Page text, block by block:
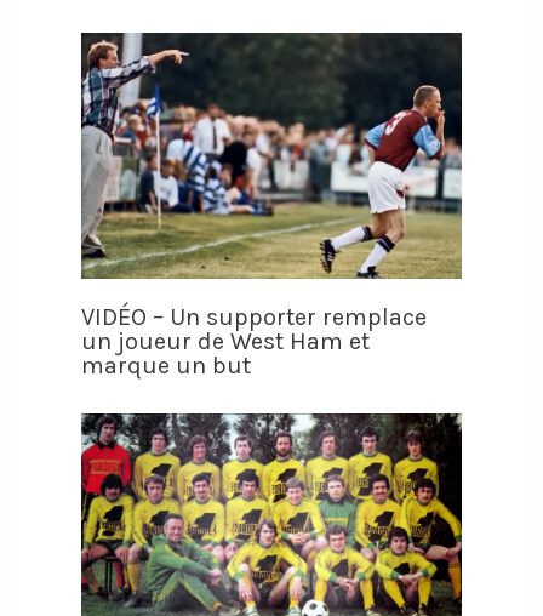
VIDÉO – Un supporter remplace
un joueur de West Ham et
marque un but